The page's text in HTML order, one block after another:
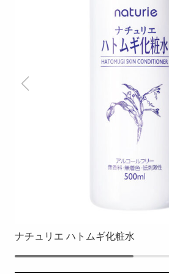
ナチュリエ ハトムギ化粧水